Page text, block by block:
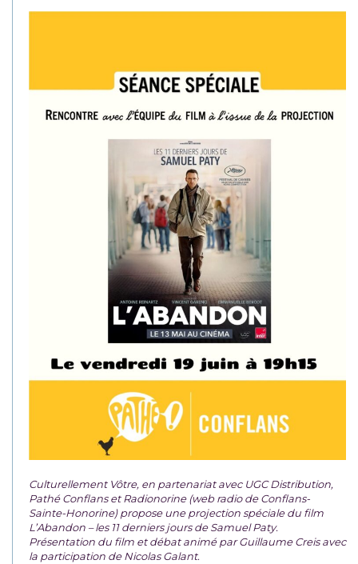
Culturellement Vôtre, en partenariat avec UGC Distribution,
Pathé Conflans et Radionorine (web radio de Conflans-
Sainte-Honorine) propose une projection spéciale du film
L’Abandon – les 11 derniers jours de Samuel Paty.
Présentation du film et débat animé par Guillaume Creis avec
la participation de Nicolas Galant.